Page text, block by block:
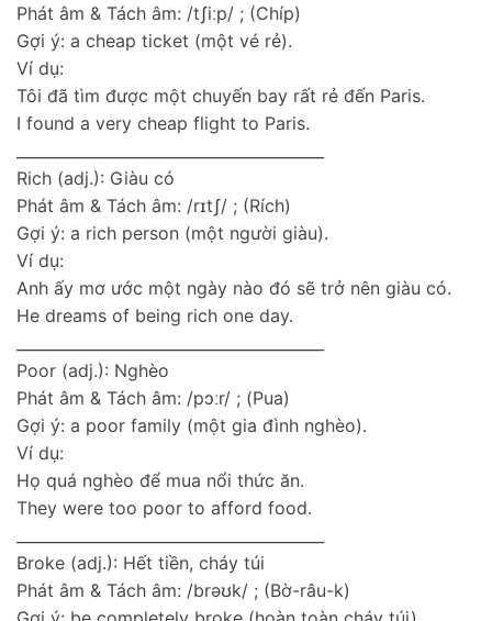
Phát âm & Tách âm: /tʃiːp/ ; (Chíp)
Gợi ý: a cheap ticket (một vé rẻ).
Ví dụ:
Tôi đã tìm được một chuyến bay rất rẻ đến Paris.
I found a very cheap flight to Paris.
Rich (adj.): Giàu có
Phát âm & Tách âm: /rɪtʃ/ ; (Rích)
Gợi ý: a rich person (một người giàu).
Ví dụ:
Anh ấy mơ ước một ngày nào đó sẽ trở nên giàu có.
He dreams of being rich one day.
Poor (adj.): Nghèo
Phát âm & Tách âm: /pɔːr/ ; (Pua)
Gợi ý: a poor family (một gia đình nghèo).
Ví dụ:
Họ quá nghèo để mua nổi thức ăn.
They were too poor to afford food.
Broke (adj.): Hết tiền, cháy túi
Phát âm & Tách âm: /brəʊk/ ; (Bờ-râu-k)